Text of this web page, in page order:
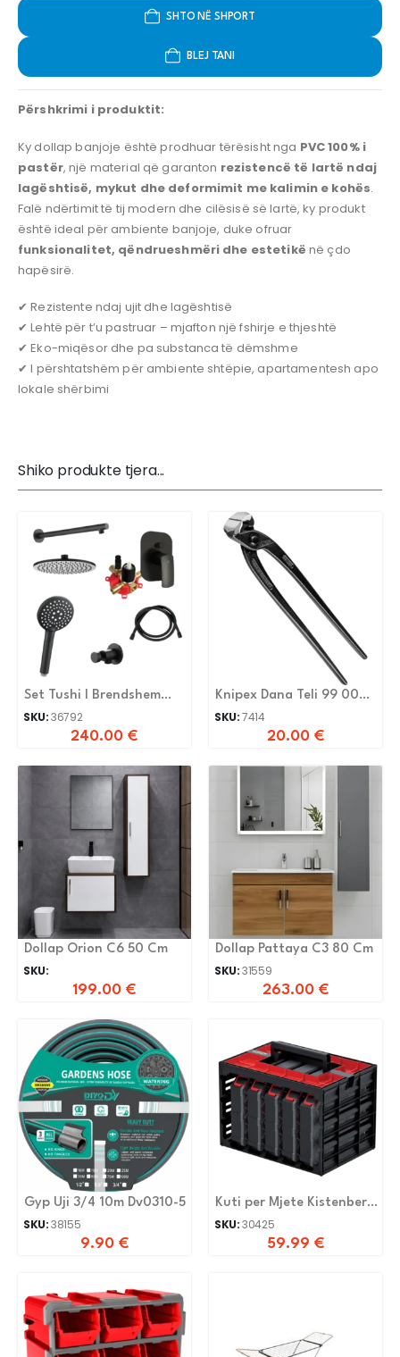
SHTO NË SHPORT
BLEJ TANI
Përshkrimi i produktit:
Ky dollap banjoje është prodhuar tërësisht nga PVC 100% i
pastër, një material që garanton rezistencë të lartë ndaj
lagështisë, mykut dhe deformimit me kalimin e kohës.
Falë ndërtimit të tij modern dhe cilësisë së lartë, ky produkt
është ideal për ambiente banjoje, duke ofruar
funksionalitet, qëndrueshmëri dhe estetikë në çdo
hapësirë.
✔ Rezistente ndaj ujit dhe lagështisë
✔ Lehtë për t’u pastruar – mjafton një fshirje e thjeshtë
✔ Eko-miqësor dhe pa substanca të dëmshme
✔ I përshtatshëm për ambiente shtëpie, apartamentesh apo
lokale shërbimi
Shiko produkte tjera...
Set Tushi I Brendshem
Herz Uh00377
SKU:36792
240.00 €
Knipex Dana Teli 99 00
280
SKU:7414
20.00 €
Dollap Orion C6 50 Cm
SKU:
199.00 €
Dollap Pattaya C3 80 Cm
SKU:31559
263.00 €
Gyp Uji 3/4 10m Dv0310-5
SKU:38155
9.90 €
Kuti per Mjete Kistenberg
KTC30256B-S411
SKU:30425
59.99 €